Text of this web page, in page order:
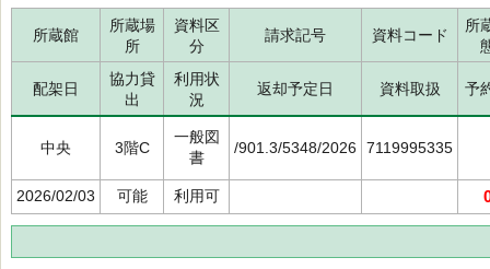
所蔵館
所蔵場
所
資料区
分
請求記号 資料コード
所
配架日
協力貸
出
利用状
況
返却予定日 資料取扱 予
中央 3階C
一般図
書
/901.3/5348/2026 7119995335
2026/02/03 可能 利用可